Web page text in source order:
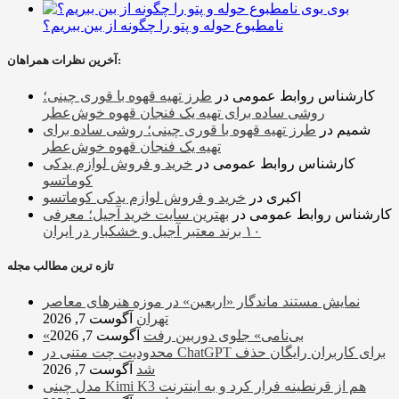
بوی
نامطبوع حوله و پتو را چگونه از بین ببریم؟
آخرین نظرات همراهان:
کارشناس روابط عمومی در طرز تهیه قهوه با قوری چینی؛
روشی ساده برای تهیه یک فنجان قهوه خوش‌عطر
شمیم در طرز تهیه قهوه با قوری چینی؛ روشی ساده برای
تهیه یک فنجان قهوه خوش‌عطر
کارشناس روابط عمومی در خرید و فروش لوازم یدکی
کوماتسو
اکبری در خرید و فروش لوازم یدکی کوماتسو
کارشناس روابط عمومی در بهترین سایت خرید آجیل؛ معرفی
۱۰ برند معتبر آجیل و خشکبار در ایران
تازه ترین مطالب مجله
نمایش مستند ماندگار «اربعین» در موزه هنرهای معاصر
تهران آگوست 7, 2026
«بی‌نامی» جلوی دوربین رفت آگوست 7, 2026
محدودیت چت متنی در ChatGPT برای کاربران رایگان حذف
شد آگوست 7, 2026
مدل چینی Kimi K3 هم از قرنطینه فرار کرد و به اینترنت